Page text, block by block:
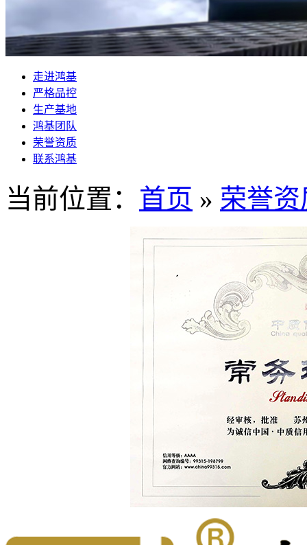
走进鸿基
严格品控
生产基地
鸿基团队
荣誉资质
联系鸿基
当前位置： 首页 » 荣誉资